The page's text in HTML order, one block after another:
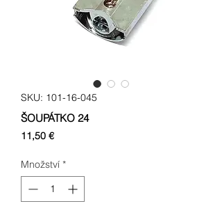
SKU: 101-16-045
ŠOUPÁTKO 24
11,50 €Cena
Množství *